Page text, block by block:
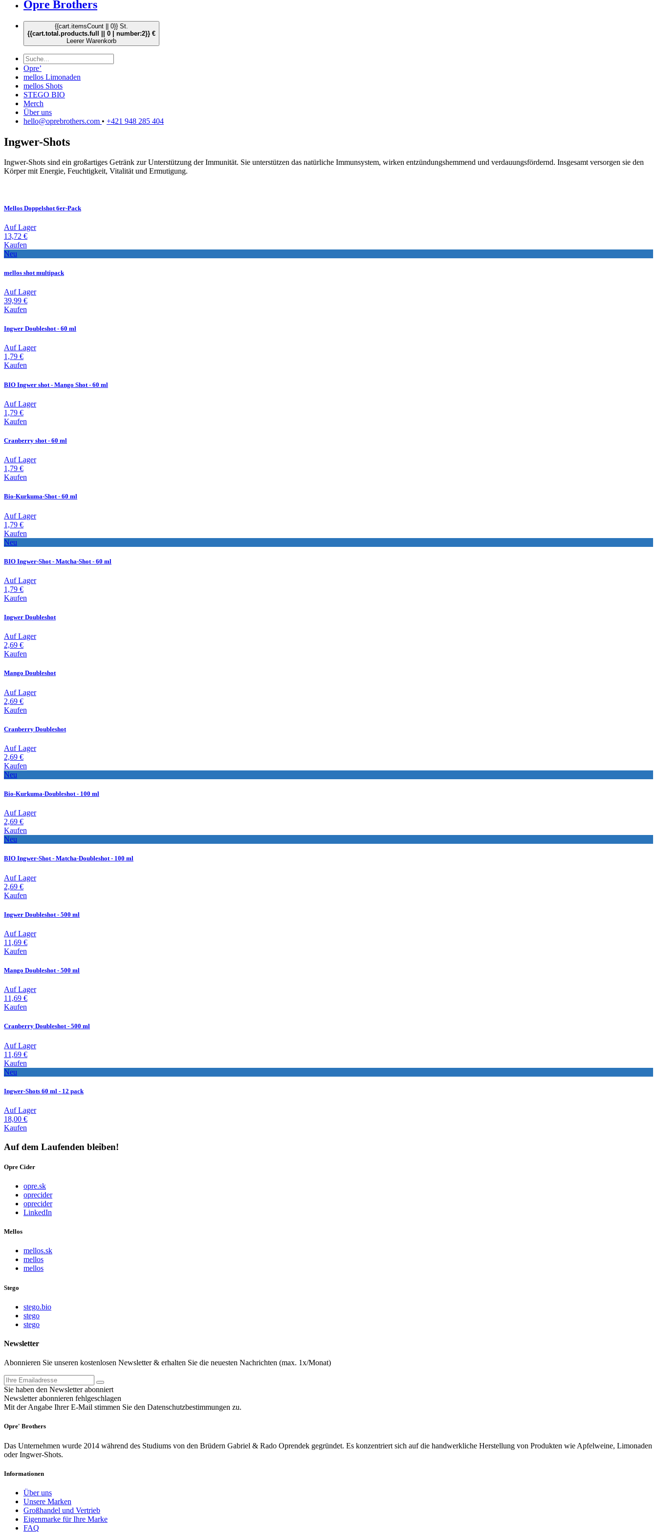
Opre Brothers
{{cart.itemsCount || 0}} St.
{{cart.total.products.full || 0 | number:2}} €
Leerer Warenkorb
Opre’
mellos Limonaden
mellos Shots
STEGO BIO
Merch
Über uns
hello@oprebrothers.com • +421 948 285 404
Ingwer-Shots
Ingwer-Shots sind ein großartiges Getränk zur Unterstützung der Immunität. Sie unterstützen das natürliche Immunsystem, wirken entzündungshemmend und verdauungsfördernd. Insgesamt versorgen sie den
Körper mit Energie, Feuchtigkeit, Vitalität und Ermutigung.
Mellos Doppelshot 6er-Pack
Auf Lager
13,72 €
Kaufen
Neu
mellos shot multipack
Auf Lager
39,99 €
Kaufen
Ingwer Doubleshot - 60 ml
Auf Lager
1,79 €
Kaufen
BIO Ingwer shot - Mango Shot - 60 ml
Auf Lager
1,79 €
Kaufen
Cranberry shot - 60 ml
Auf Lager
1,79 €
Kaufen
Bio-Kurkuma-Shot - 60 ml
Auf Lager
1,79 €
Kaufen
Neu
BIO Ingwer-Shot - Matcha-Shot - 60 ml
Auf Lager
1,79 €
Kaufen
Ingwer Doubleshot
Auf Lager
2,69 €
Kaufen
Mango Doubleshot
Auf Lager
2,69 €
Kaufen
Cranberry Doubleshot
Auf Lager
2,69 €
Kaufen
Neu
Bio-Kurkuma-Doubleshot - 100 ml
Auf Lager
2,69 €
Kaufen
Neu
BIO Ingwer-Shot - Matcha-Doubleshot - 100 ml
Auf Lager
2,69 €
Kaufen
Ingwer Doubleshot - 500 ml
Auf Lager
11,69 €
Kaufen
Mango Doubleshot - 500 ml
Auf Lager
11,69 €
Kaufen
Cranberry Doubleshot - 500 ml
Auf Lager
11,69 €
Kaufen
Neu
Ingwer-Shots 60 ml - 12 pack
Auf Lager
18,00 €
Kaufen
Auf dem Laufenden bleiben!
Opre Cider
opre.sk
oprecider
oprecider
LinkedIn
Mellos
mellos.sk
mellos
mellos
Stego
stego.bio
stego
stego
Newsletter
Abonnieren Sie unseren kostenlosen Newsletter & erhalten Sie die neuesten Nachrichten (max. 1x/Monat)
Sie haben den Newsletter abonniert
Newsletter abonnieren fehlgeschlagen
Mit der Angabe Ihrer E-Mail stimmen Sie den Datenschutzbestimmungen zu.
Opre' Brothers
Das Unternehmen wurde 2014 während des Studiums von den Brüdern Gabriel & Rado Oprendek gegründet. Es konzentriert sich auf die handwerkliche Herstellung von Produkten wie Apfelweine, Limonaden
oder Ingwer-Shots.
Informationen
Über uns
Unsere Marken
Großhandel und Vertrieb
Eigenmarke für Ihre Marke
FAQ